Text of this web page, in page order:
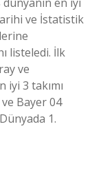
ve İstatistik
listeledi. İlk
ve
iyi 3 takımı
Bayer 04
1.